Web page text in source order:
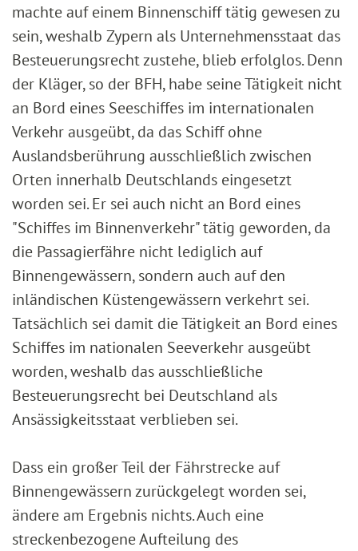
machte auf einem Binnenschiff tätig gewesen zu
sein, weshalb Zypern als Unternehmensstaat das
Besteuerungsrecht zustehe, blieb erfolglos. Denn
der Kläger, so der BFH, habe seine Tätigkeit nicht
an Bord eines Seeschiffes im internationalen
Verkehr ausgeübt, da das Schiff ohne
Auslandsberührung ausschließlich zwischen
Orten innerhalb Deutschlands eingesetzt
worden sei. Er sei auch nicht an Bord eines
"Schiffes im Binnenverkehr" tätig geworden, da
die Passagierfähre nicht lediglich auf
Binnengewässern, sondern auch auf den
inländischen Küstengewässern verkehrt sei.
Tatsächlich sei damit die Tätigkeit an Bord eines
Schiffes im nationalen Seeverkehr ausgeübt
worden, weshalb das ausschließliche
Besteuerungsrecht bei Deutschland als
Ansässigkeitsstaat verblieben sei.
Dass ein großer Teil der Fährstrecke auf
Binnengewässern zurückgelegt worden sei,
ändere am Ergebnis nichts. Auch eine
streckenbezogene Aufteilung des